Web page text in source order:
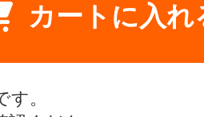
カートに入れ
。